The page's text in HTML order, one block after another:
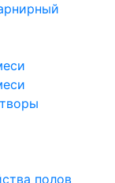
полов